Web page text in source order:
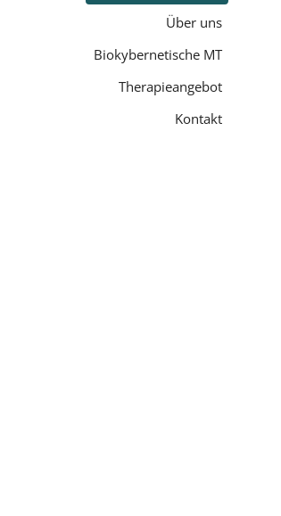
Über uns
Biokybernetische MT
Therapieangebot
Kontakt